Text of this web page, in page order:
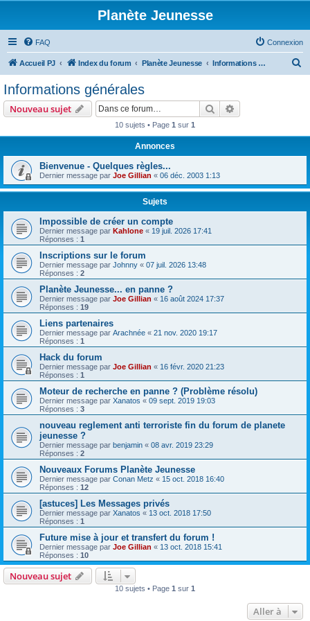
Planète Jeunesse
FAQ Connexion
Accueil PJ Index du forum Planète Jeunesse Informations générales
e
r
Informations générales
Nouveau sujet Rechercher
10 sujets • Page 1 sur 1
Annonces
Bienvenue - Quelques règles...
Dernier message par Joe Gillian « 06 déc. 2003 1:13
Sujets
Impossible de créer un compte
Dernier message par Kahlone « 19 juil. 2026 17:41
Réponses : 1
Inscriptions sur le forum
Dernier message par Johnny « 07 juil. 2026 13:48
Réponses : 2
Planète Jeunesse... en panne ?
Dernier message par Joe Gillian « 16 août 2024 17:37
Réponses : 19
Liens partenaires
Dernier message par Arachnée « 21 nov. 2020 19:17
Réponses : 1
Hack du forum
Dernier message par Joe Gillian « 16 févr. 2020 21:23
Réponses : 1
Moteur de recherche en panne ? (Problème résolu)
Dernier message par Xanatos « 09 sept. 2019 19:03
Réponses : 3
nouveau reglement anti terroriste fin du forum de planete
jeunesse ?
Dernier message par benjamin « 08 avr. 2019 23:29
Réponses : 2
Nouveaux Forums Planète Jeunesse
Dernier message par Conan Metz « 15 oct. 2018 16:40
Réponses : 12
[astuces] Les Messages privés
Dernier message par Xanatos « 13 oct. 2018 17:50
Réponses : 1
Future mise à jour et transfert du forum !
Dernier message par Joe Gillian « 13 oct. 2018 15:41
Réponses : 10
Nouveau sujet
10 sujets • Page 1 sur 1
Aller à